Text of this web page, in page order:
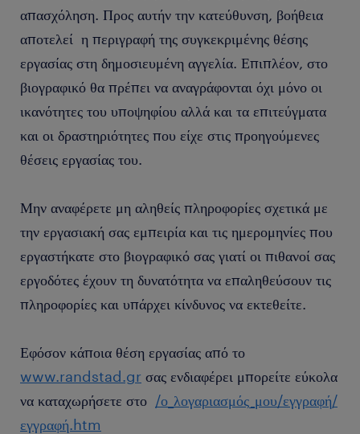
απασχόληση. Προς αυτήν την κατεύθυνση, βοήθεια
αποτελεί η περιγραφή της συγκεκριμένης θέσης
εργασίας στη δημοσιευμένη αγγελία. Επιπλέον, στο
βιογραφικό θα πρέπει να αναγράφονται όχι μόνο οι
ικανότητες του υποψηφίου αλλά και τα επιτεύγματα
και οι δραστηριότητες που είχε στις προηγούμενες
θέσεις εργασίας του.
Μην αναφέρετε μη αληθείς πληροφορίες σχετικά με
την εργασιακή σας εμπειρία και τις ημερομηνίες που
εργαστήκατε στο βιογραφικό σας γιατί οι πιθανοί σας
εργοδότες έχουν τη δυνατότητα να επαληθεύσουν τις
πληροφορίες και υπάρχει κίνδυνος να εκτεθείτε.
Εφόσον κάποια θέση εργασίας από το
www.randstad.gr σας ενδιαφέρει μπορείτε εύκολα
να καταχωρήσετε στο /ο_λογαριασμός_μου/εγγραφή/
εγγραφή.htm